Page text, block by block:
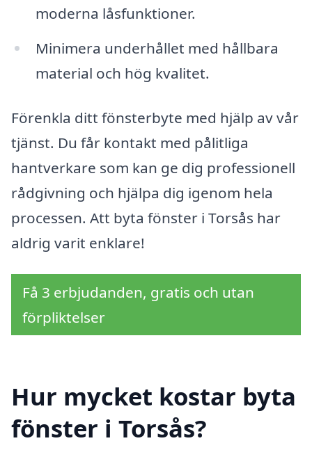
moderna låsfunktioner.
Minimera underhållet med hållbara
material och hög kvalitet.
Förenkla ditt fönsterbyte med hjälp av vår
tjänst. Du får kontakt med pålitliga
hantverkare som kan ge dig professionell
rådgivning och hjälpa dig igenom hela
processen. Att byta fönster i Torsås har
aldrig varit enklare!
Få 3 erbjudanden, gratis och utan
förpliktelser
Hur mycket kostar byta
fönster i Torsås?